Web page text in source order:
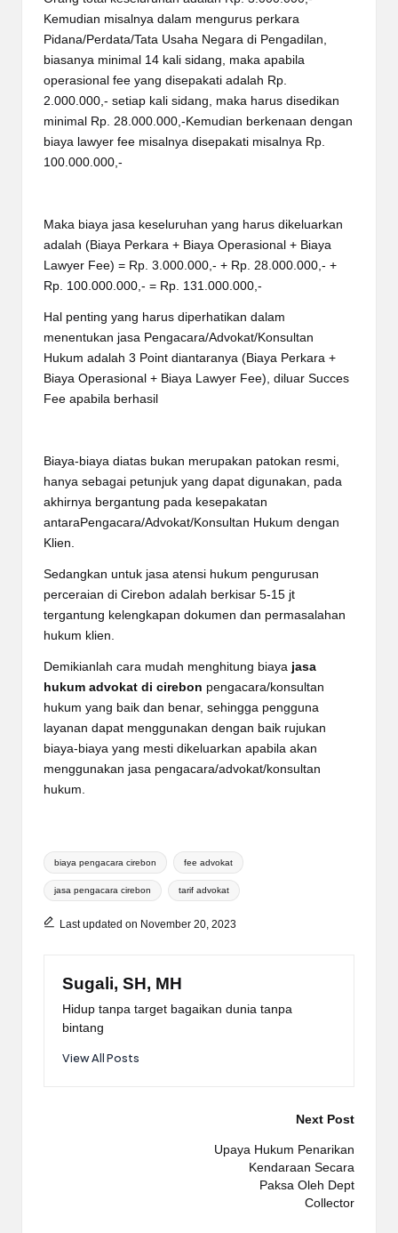
Kemudian misalnya dalam mengurus perkara
Pidana/Perdata/Tata Usaha Negara di Pengadilan,
biasanya minimal 14 kali sidang, maka apabila
operasional fee yang disepakati adalah Rp.
2.000.000,- setiap kali sidang, maka harus disedikan
minimal Rp. 28.000.000,-Kemudian berkenaan dengan
biaya lawyer fee misalnya disepakati misalnya Rp.
100.000.000,-
Maka biaya jasa keseluruhan yang harus dikeluarkan
adalah (Biaya Perkara + Biaya Operasional + Biaya
Lawyer Fee) = Rp. 3.000.000,- + Rp. 28.000.000,- +
Rp. 100.000.000,- = Rp. 131.000.000,-
Hal penting yang harus diperhatikan dalam
menentukan jasa Pengacara/Advokat/Konsultan
Hukum adalah 3 Point diantaranya (Biaya Perkara +
Biaya Operasional + Biaya Lawyer Fee), diluar Succes
Fee apabila berhasil
Biaya-biaya diatas bukan merupakan patokan resmi,
hanya sebagai petunjuk yang dapat digunakan, pada
akhirnya bergantung pada kesepakatan
antaraPengacara/Advokat/Konsultan Hukum dengan
Klien.
Sedangkan untuk jasa atensi hukum pengurusan
perceraian di Cirebon adalah berkisar 5-15 jt
tergantung kelengkapan dokumen dan permasalahan
hukum klien.
Demikianlah cara mudah menghitung biaya jasa
hukum advokat di cirebon pengacara/konsultan
hukum yang baik dan benar, sehingga pengguna
layanan dapat menggunakan dengan baik rujukan
biaya-biaya yang mesti dikeluarkan apabila akan
menggunakan jasa pengacara/advokat/konsultan
hukum.
Tags:
biaya pengacara cirebon fee advokat
jasa pengacara cirebon tarif advokat
Last updated on November 20, 2023
Sugali, SH, MH
Hidup tanpa target bagaikan dunia tanpa
bintang
View All Posts
Next Post
Upaya Hukum Penarikan
Kendaraan Secara
Paksa Oleh Dept
Collector